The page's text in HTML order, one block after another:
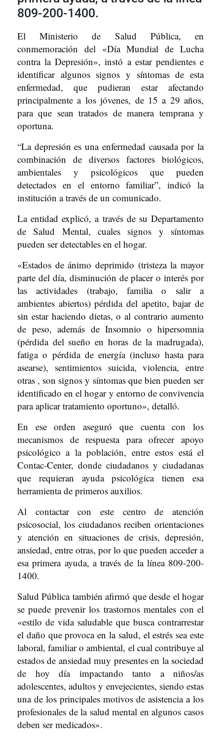
809-200-1400.
El Ministerio de Salud Pública, en
conmemoración del «Día Mundial de Lucha
contra la Depresión», instó a estar pendientes e
identificar algunos signos y síntomas de esta
enfermedad, que pudieran estar afectando
principalmente a los jóvenes, de 15 a 29 años,
para que sean tratados de manera temprana y
oportuna.
“La depresión es una enfermedad causada por la
combinación de diversos factores biológicos,
ambientales y psicológicos que pueden
detectados en el entorno familiar”, indicó la
institución a través de un comunicado.
La entidad explicó, a través de su Departamento
de Salud Mental, cuales signos y síntomas
pueden ser detectables en el hogar.
«Estados de ánimo deprimido (tristeza la mayor
parte del día, disminución de placer o interés por
las actividades (trabajo, familia o salir a
ambientes abiertos) pérdida del apetito, bajar de
sin estar haciendo dietas, o al contrario aumento
de peso, además de Insomnio o hipersomnia
(pérdida del sueño en horas de la madrugada),
fatiga o pérdida de energía (incluso hasta para
asearse), sentimientos suicida, violencia, entre
otras , son signos y síntomas que bien pueden ser
identificado en el hogar y entorno de convivencia
para aplicar tratamiento oportuno», detalló.
En ese orden aseguró que cuenta con los
mecanismos de respuesta para ofrecer apoyo
psicológico a la población, entre estos está el
Contac-Center, donde ciudadanos y ciudadanas
que requieran ayuda psicológica tienen esa
herramienta de primeros auxilios.
Al contactar con este centro de atención
psicosocial, los ciudadanos reciben orientaciones
y atención en situaciones de crisis, depresión,
ansiedad, entre otras, por lo que pueden acceder a
esa primera ayuda, a través de la línea 809-200-
1400.
Salud Pública también afirmó que desde el hogar
se puede prevenir los trastornos mentales con el
«estilo de vida saludable que busca contrarrestar
el daño que provoca en la salud, el estrés sea este
laboral, familiar o ambiental, el cual contribuye al
estados de ansiedad muy presentes en la sociedad
de hoy día impactando tanto a niños/as
adolescentes, adultos y envejecientes, siendo estas
una de los principales motivos de asistencia a los
profesionales de la salud mental en algunos casos
deben ser medicados».